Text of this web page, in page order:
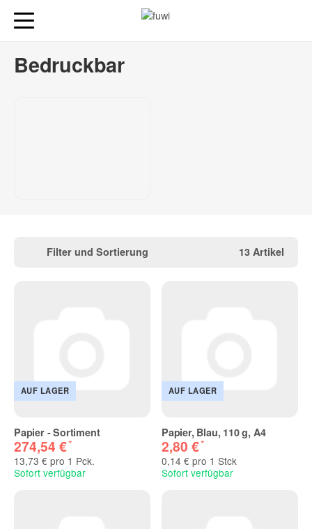
Bedruckbar
Filter und Sortierung 13 Artikel
AUF LAGER
Papier - Sortiment
274,54 €*
13,73 € pro 1 Pck.
Sofort verfügbar
AUF LAGER
Papier, Blau, 110 g, A4
2,80 €*
0,14 € pro 1 Stck
Sofort verfügbar